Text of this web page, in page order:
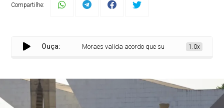
Compartilhe:
Ouça: Moraes valida acordo que suspende ação contra
1.0x